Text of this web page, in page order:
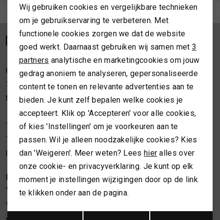
MUTSEN
REGENLAARZEN
SCHOENEN
SHORTS
SIERADEN
SJAALS
SOKKEN
SJAALS
SOKKEN
TASSEN EN RUGZAKKEN
TRUIEN
VESTEN
Meld je aan voor de nieuwsbrief
Kleine Overstraat 36a
7411 JM Deventer
Nederland
Telefoon webshop06 24622202
Telefoon winkel 06 34373619
E-mailadreswebshop@necessariesbymarlou.nl
KLANTENSERVICE
Vacatures
Verzenden en retourneren
Analytische cookies
Marketing cookies
Terug Opslaan
Wij gebruiken cookies en vergelijkbare technieken
om je gebruikservaring te verbeteren. Met
functionele cookies zorgen we dat de website
goed werkt. Daarnaast gebruiken wij samen met 3
partners analytische en marketingcookies om jouw
gedrag anoniem te analyseren, gepersonaliseerde
content te tonen en relevante advertenties aan te
bieden. Je kunt zelf bepalen welke cookies je
accepteert. Klik op 'Accepteren' voor alle cookies,
of kies 'Instellingen' om je voorkeuren aan te
passen. Wil je alleen noodzakelijke cookies? Kies
dan 'Weigeren'. Meer weten? Lees hier alles over
onze cookie- en privacyverklaring. Je kunt op elk
moment je instellingen wijzigingen door op de link
te klikken onder aan de pagina.